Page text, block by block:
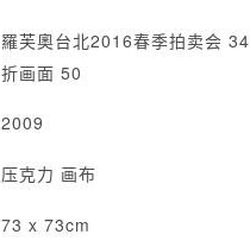
羅芙奧台北2016春季拍卖会
折画面 50
2009
压克力 画布
73 x 73cm